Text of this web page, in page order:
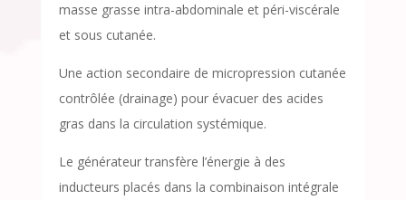
masse grasse intra-abdominale et péri-viscérale
et sous cutanée.
Une action secondaire de micropression cutanée
contrôlée (drainage) pour évacuer des acides
gras dans la circulation systémique.
Le générateur transfère l’énergie à des
inducteurs placés dans la combinaison intégrale